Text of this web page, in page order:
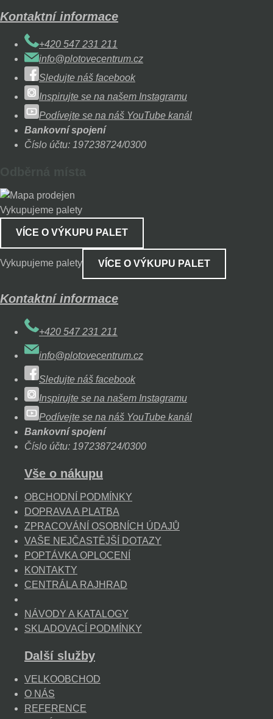
Kontaktní informace
+420 547 231 211
info@plotovecentrum.cz
Sledujte náš facebook
Inspirujte se na našem Instagramu
Podívejte se na náš YouTube kanál
Bankovní spojení
Číslo účtu: 197238724/0300
Vykupujeme palety
VÍCE O VÝKUPU PALET
Vykupujeme palety VÍCE O VÝKUPU PALET
Kontaktní informace
+420 547 231 211
info@plotovecentrum.cz
Sledujte náš facebook
Inspirujte se na našem Instagramu
Podívejte se na náš YouTube kanál
Bankovní spojení
Číslo účtu: 197238724/0300
Vše o nákupu
OBCHODNÍ PODMÍNKY
DOPRAVA A PLATBA
ZPRACOVÁNÍ OSOBNÍCH ÚDAJŮ
VAŠE NEJČASTĚJŠÍ DOTAZY
POPTÁVKA OPLOCENÍ
KONTAKTY
CENTRÁLA RAJHRAD
NÁVODY A KATALOGY
SKLADOVACÍ PODMÍNKY
Další služby
VELKOOBCHOD
O NÁS
REFERENCE